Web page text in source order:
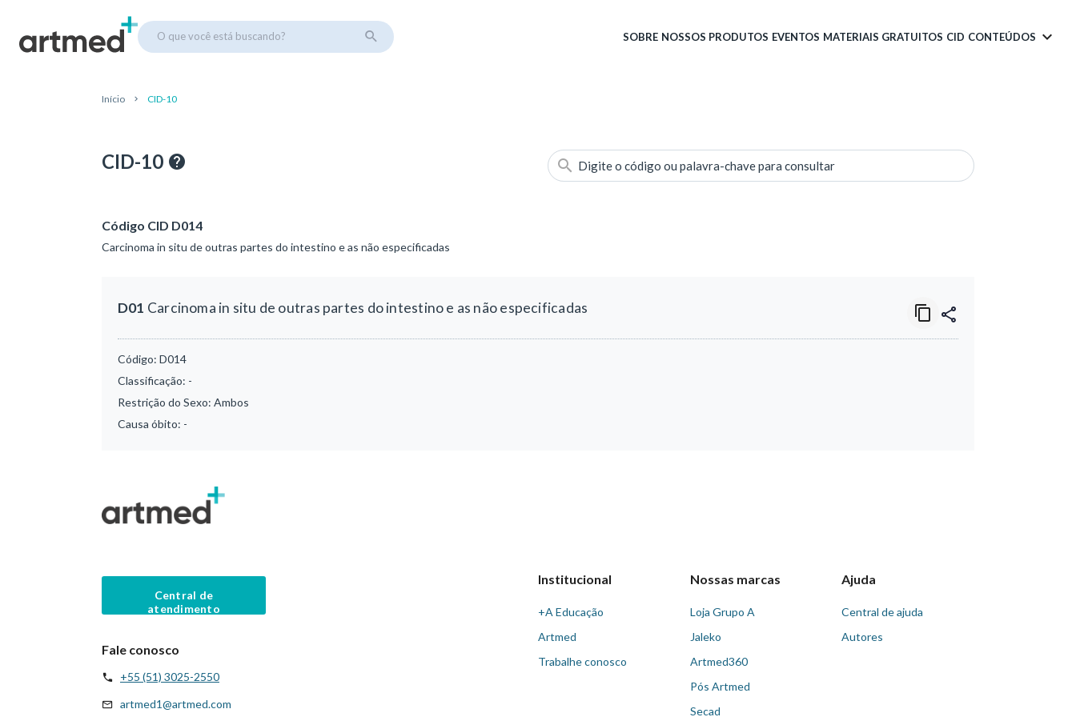
O que você está buscando? SOBRE NOSSOS PRODUTOS EVENTOS MATERIAIS GRATUITOS CID CONTEÚDOS
Início CID-10
CID-10 Digite o código ou palavra-chave para consultar
Código CID D014
Carcinoma in situ de outras partes do intestino e as não especificadas
D01 Carcinoma in situ de outras partes do intestino e as não especificadas
Código: D014
Classificação: -
Restrição do Sexo: Ambos
Causa óbito: -
Central de
atendimento
Fale conosco
+55 (51) 3025-2550
artmed1@artmed.com
Institucional
+A Educação
Artmed
Trabalhe conosco
Nossas marcas
Loja Grupo A
Jaleko
Artmed360
Pós Artmed
Secad
Ajuda
Central de ajuda
Autores